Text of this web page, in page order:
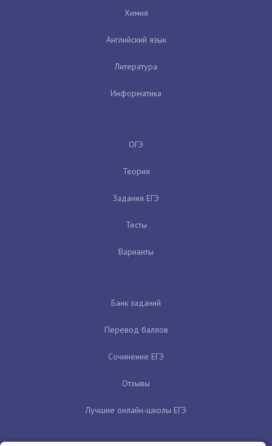
Химия
Английский язык
Литература
Информатика
ОГЭ
Теория
Задания ЕГЭ
Тесты
Варианты
Банк заданий
Перевод баллов
Сочинение ЕГЭ
Отзывы
Лучшие онлайн-школы ЕГЭ